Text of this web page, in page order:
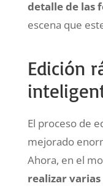
detalle de las
escena que
Edición
El proceso de
mejorado
Ahora, en el
realizar